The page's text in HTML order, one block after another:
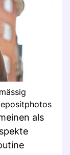
als